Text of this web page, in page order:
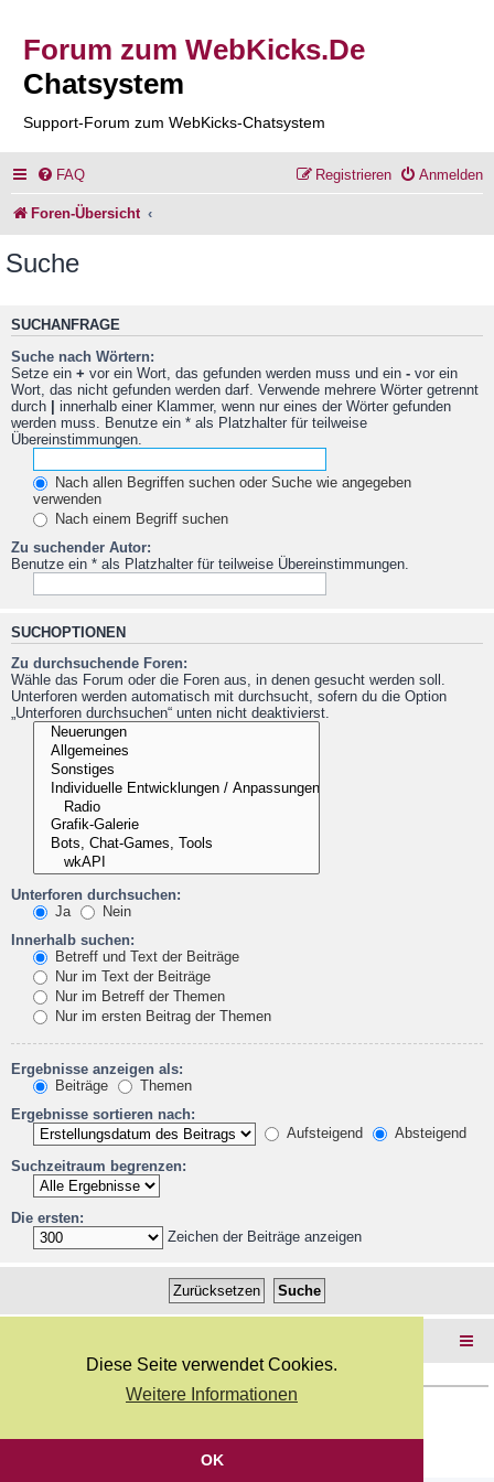
Diese Seite verwendet Cookies.
Weitere Informationen
OK
Forum zum WebKicks.De
Chatsystem
Support-Forum zum WebKicks-Chatsystem
FAQ Anmelden
Registrieren
Foren-Übersicht
Suche
SUCHANFRAGE
Suche nach Wörtern:
Setze ein + vor ein Wort, das gefunden werden muss und ein - vor ein
Wort, das nicht gefunden werden darf. Verwende mehrere Wörter getrennt
durch | innerhalb einer Klammer, wenn nur eines der Wörter gefunden
werden muss. Benutze ein * als Platzhalter für teilweise
Übereinstimmungen.
Nach allen Begriffen suchen oder Suche wie angegeben
verwenden
Nach einem Begriff suchen
Zu suchender Autor:
Benutze ein * als Platzhalter für teilweise Übereinstimmungen.
SUCHOPTIONEN
Zu durchsuchende Foren:
Wähle das Forum oder die Foren aus, in denen gesucht werden soll.
Unterforen werden automatisch mit durchsucht, sofern du die Option
„Unterforen durchsuchen“ unten nicht deaktivierst.
Unterforen durchsuchen:
Ja
Nein
Innerhalb suchen:
Betreff und Text der Beiträge
Nur im Text der Beiträge
Nur im Betreff der Themen
Nur im ersten Beitrag der Themen
Ergebnisse anzeigen als:
Beiträge
Themen
Ergebnisse sortieren nach:
Aufsteigend
Absteigend
Suchzeitraum begrenzen:
Die ersten:
Zeichen der Beiträge anzeigen
Deutsche Übersetzung durchphpBB.de